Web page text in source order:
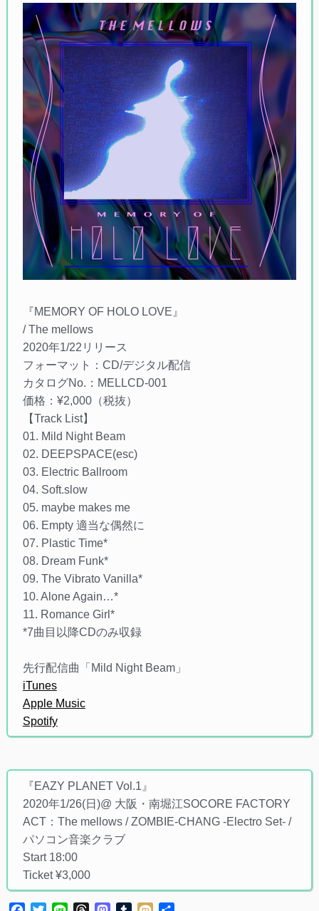
『MEMORY OF HOLO LOVE』
/ The mellows
2020年1/22リリース
フォーマット：CD/デジタル配信
カタログNo.：MELLCD-001
価格：¥2,000（税抜）
【Track List】
01. Mild Night Beam
02. DEEPSPACE(esc)
03. Electric Ballroom
04. Soft.slow
05. maybe makes me
06. Empty 適当な偶然に
07. Plastic Time*
08. Dream Funk*
09. The Vibrato Vanilla*
10. Alone Again…*
11. Romance Girl*
*7曲目以降CDのみ収録
先行配信曲「Mild Night Beam」
iTunes
Apple Music
Spotify
『EAZY PLANET Vol.1』
2020年1/26(日)@ 大阪・南堀江SOCORE FACTORY
ACT：The mellows / ZOMBIE-CHANG -Electro Set- /
パソコン音楽クラブ
Start 18:00
Ticket ¥3,000